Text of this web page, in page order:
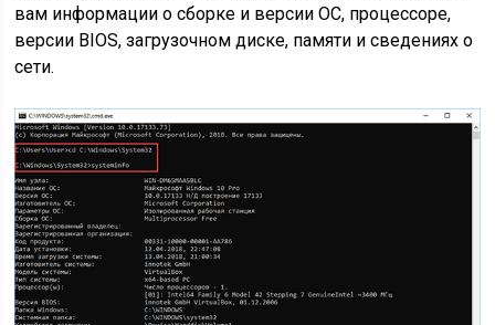
вам информации о сборке и версии ОС, процессоре,
версии BIOS, загрузочном диске, памяти и сведениях о
сети.